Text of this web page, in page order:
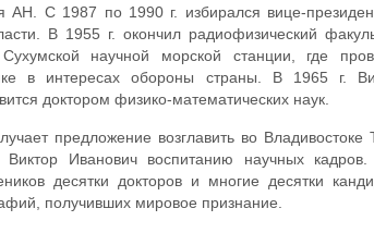
АН. С 1987 по 1990 г. избирался вице-
В 1955 г. окончил радиофизический
Сухумской научной морской станции, где
в интересах обороны страны. В 1965 г.
доктором физико-математических наук.
предложение возглавить во Владивостоке
Иванович воспитанию научных
десятки докторов и многие десятки
получивших мировое признание.